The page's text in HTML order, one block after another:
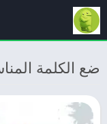
ضع الكلمة